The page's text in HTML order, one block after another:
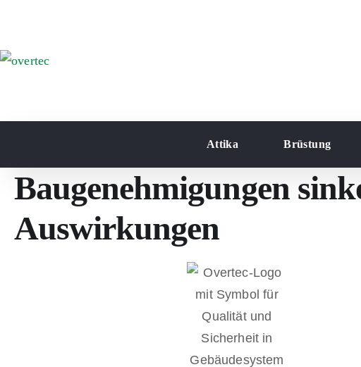
Attika Brüstung
Baugenehmigungen
Auswirkungen